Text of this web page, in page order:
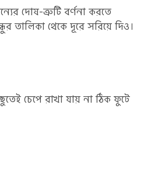
দোষ-ত্রুটি বর্ণনা করতে
তালিকা থেকে দূরে সরিয়ে দিও।
চেপে রাখা যায় না ঠিক ফুটে